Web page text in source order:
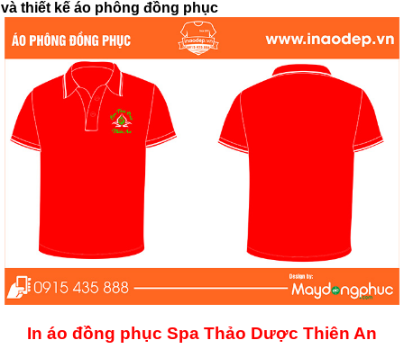
và thiết kế áo phông đồng phục
In áo đồng phục Spa Thảo Dược Thiên An